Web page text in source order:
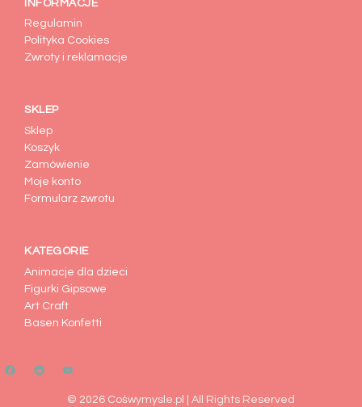
INFORMACJE
Regulamin
Polityka Cookies
Zwroty i reklamacje
SKLEP
Sklep
Koszyk
Zamówienie
Moje konto
Formularz zwrotu
KATEGORIE
Animacje dla dzieci
Figurki Gipsowe
Art Craft
Basen Konfetti
© 2026 Cośwymysle.pl | All Rights Reserved